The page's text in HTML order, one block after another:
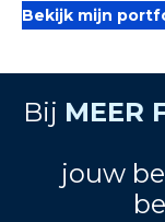
Bekijk mijn
Bij MEER
jouw